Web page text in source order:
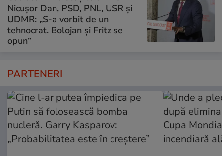
Nicușor Dan, PSD, PNL, USR și
UDMR: „S-a vorbit de un
tehnocrat. Bolojan și Fritz se
opun”
PARTENERI